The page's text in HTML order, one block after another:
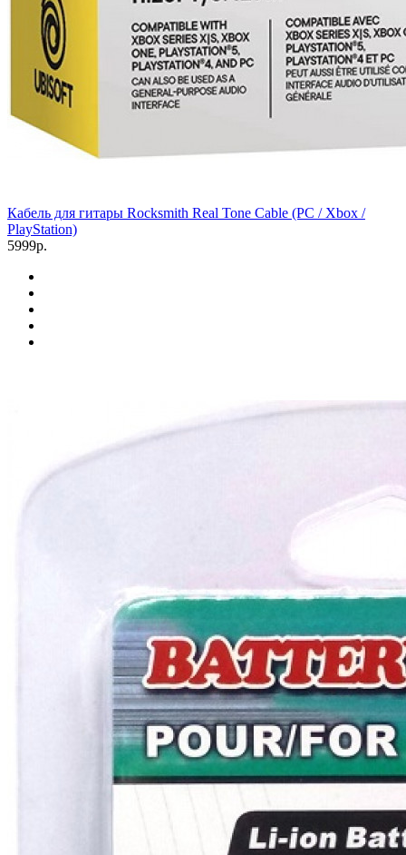
Кабель для гитары Rocksmith Real Tone Cable (PC / Xbox /
PlayStation)
5999р.